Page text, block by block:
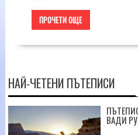
ПРОЧЕТИ ОЩЕ
НАЙ-ЧЕТЕНИ ПЪТЕПИСИ
ВАДИ